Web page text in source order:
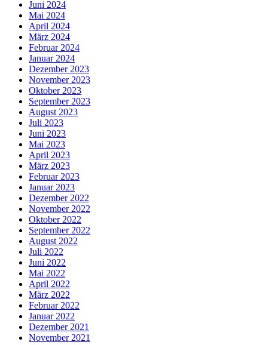
Juni 2024
Mai 2024
April 2024
März 2024
Februar 2024
Januar 2024
Dezember 2023
November 2023
Oktober 2023
September 2023
August 2023
Juli 2023
Juni 2023
Mai 2023
April 2023
März 2023
Februar 2023
Januar 2023
Dezember 2022
November 2022
Oktober 2022
September 2022
August 2022
Juli 2022
Juni 2022
Mai 2022
April 2022
März 2022
Februar 2022
Januar 2022
Dezember 2021
November 2021